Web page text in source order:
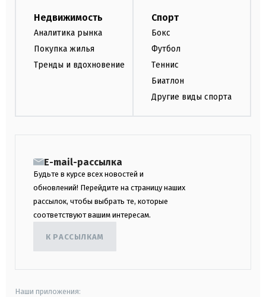
Недвижимость
Аналитика рынка
Покупка жилья
Тренды и вдохновение
Спорт
Бокс
Футбол
Теннис
Биатлон
Другие виды спорта
E-mail-рассылка
Будьте в курсе всех новостей и
обновлений! Перейдите на страницу наших
рассылок, чтобы выбрать те, которые
соответствуют вашим интересам.
К РАССЫЛКАМ
Наши приложения: